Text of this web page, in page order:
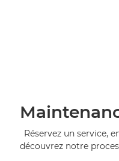
Réservez un service,
découvrez notre